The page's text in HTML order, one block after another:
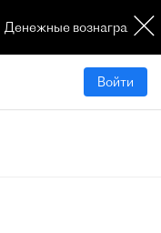
Денежные
Войти